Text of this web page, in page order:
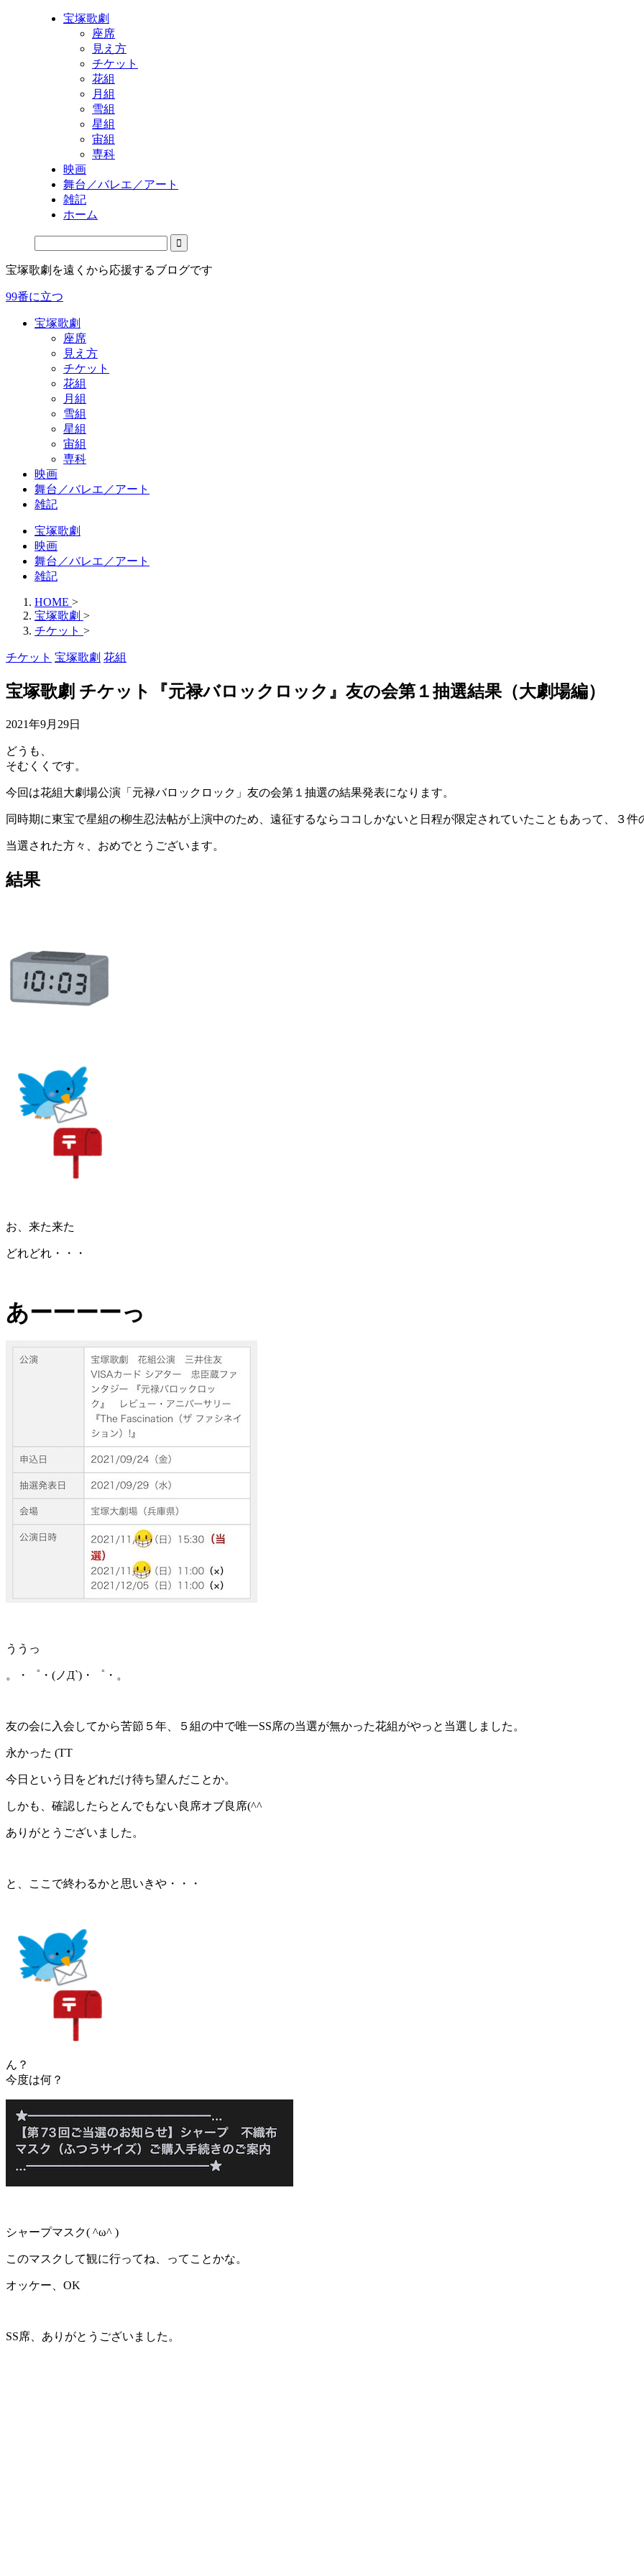
宝塚歌劇
座席
見え方
チケット
花組
月組
雪組
星組
宙組
専科
映画
舞台／バレエ／アート
雑記
ホーム
宝塚歌劇を遠くから応援するブログです
99番に立つ
宝塚歌劇
座席
見え方
チケット
花組
月組
雪組
星組
宙組
専科
映画
舞台／バレエ／アート
雑記
宝塚歌劇
映画
舞台／バレエ／アート
雑記
HOME >
宝塚歌劇 >
チケット >
チケット 宝塚歌劇 花組
宝塚歌劇 チケット『元禄バロックロック』友の会第１抽選結果（大劇場編）
2021年9月29日
どうも、
そむくくです。
今回は花組大劇場公演「元禄バロックロック」友の会第１抽選の結果発表になります。
同時期に東宝で星組の柳生忍法帖が上演中のため、遠征するならココしかないと日程が限定されていたこともあって、３件
当選された方々、おめでとうございます。
結果
お、来た来た
どれどれ・・・
あーーーーっ
ううっ
。・゜・(ノД`)・゜・。
友の会に入会してから苦節５年、５組の中で唯一SS席の当選が無かった花組がやっと当選しました。
永かった (TT
今日という日をどれだけ待ち望んだことか。
しかも、確認したらとんでもない良席オブ良席(^^
ありがとうございました。
と、ここで終わるかと思いきや・・・
ん？
今度は何？
シャープマスク( ^ω^ )
このマスクして観に行ってね、ってことかな。
オッケー、OK
SS席、ありがとうございました。